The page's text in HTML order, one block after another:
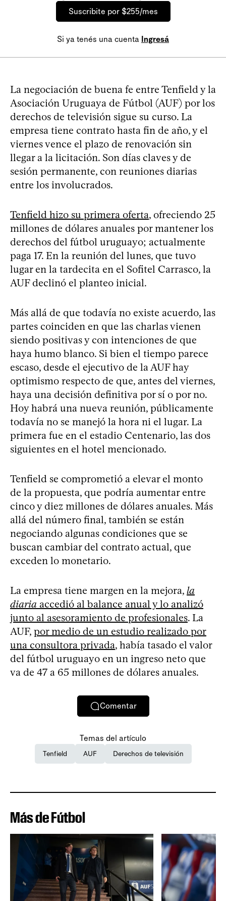
Suscribite por $255/mes
Si ya tenés una cuenta Ingresá
La negociación de buena fe entre Tenfield y la
Asociación Uruguaya de Fútbol (AUF) por los
derechos de televisión sigue su curso. La
empresa tiene contrato hasta fin de año, y el
viernes vence el plazo de renovación sin
llegar a la licitación. Son días claves y de
sesión permanente, con reuniones diarias
entre los involucrados.
Tenfield hizo su primera oferta, ofreciendo 25
millones de dólares anuales por mantener los
derechos del fútbol uruguayo; actualmente
paga 17. En la reunión del lunes, que tuvo
lugar en la tardecita en el Sofitel Carrasco, la
AUF declinó el planteo inicial.
Más allá de que todavía no existe acuerdo, las
partes coinciden en que las charlas vienen
siendo positivas y con intenciones de que
haya humo blanco. Si bien el tiempo parece
escaso, desde el ejecutivo de la AUF hay
optimismo respecto de que, antes del viernes,
haya una decisión definitiva por sí o por no.
Hoy habrá una nueva reunión, públicamente
todavía no se manejó la hora ni el lugar. La
primera fue en el estadio Centenario, las dos
siguientes en el hotel mencionado.
Tenfield se comprometió a elevar el monto
de la propuesta, que podría aumentar entre
cinco y diez millones de dólares anuales. Más
allá del número final, también se están
negociando algunas condiciones que se
buscan cambiar del contrato actual, que
exceden lo monetario.
La empresa tiene margen en la mejora, la
diaria accedió al balance anual y lo analizó
junto al asesoramiento de profesionales. La
AUF, por medio de un estudio realizado por
una consultora privada, había tasado el valor
del fútbol uruguayo en un ingreso neto que
va de 47 a 65 millones de dólares anuales.
Comentar
Temas del artículo
Tenfield AUF Derechos de televisión
Más de Fútbol